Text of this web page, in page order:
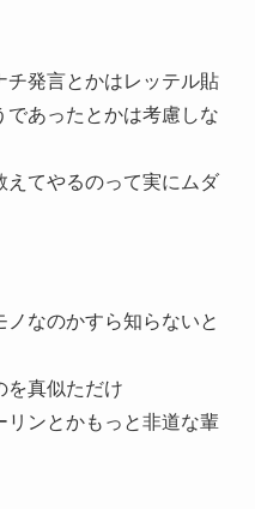
チ発言とかはレッテル貼
であったとかは考慮しな
えてやるのって実にムダ
なのかすら知らないと
を真似ただけ
リンとかもっと非道な輩